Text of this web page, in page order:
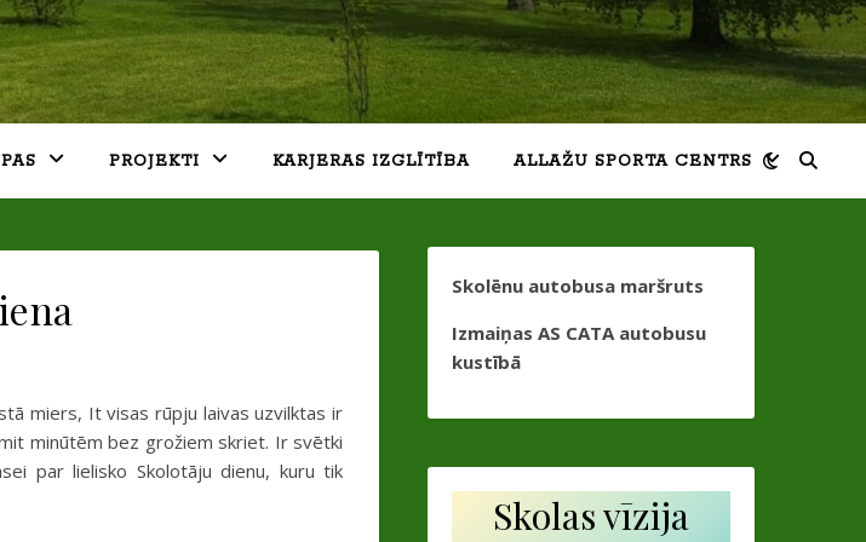
PROJEKTI KARJERAS IZGLĪTĪBA ALLAŽU SPORTA CENTRS
miers, It visas rūpju laivas uzvilktas ir
minūtēm bez grožiem skriet. Ir svētki
par lielisko Skolotāju dienu, kuru tik
Skolēnu autobusa maršruts
Izmaiņas AS CATA autobusu
kustībā
Skolas vīzija